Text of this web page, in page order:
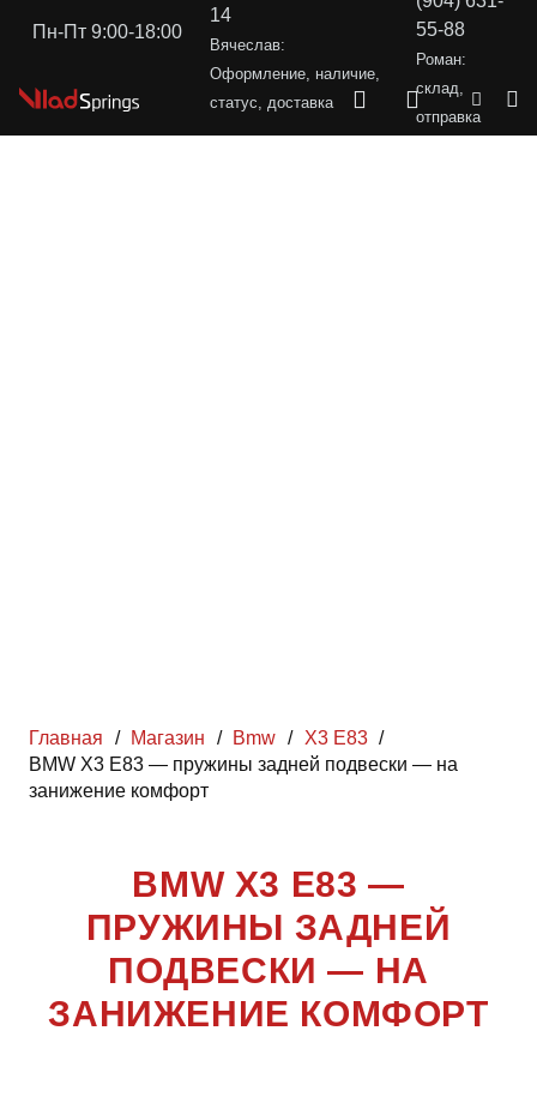
Пн-Пт 9:00-18:00
14
Вячеслав:
Оформление, наличие,
статус, доставка
55-88
Роман:
склад,
отправка
Главная / Магазин / Bmw / X3 E83 /
BMW X3 E83 — пружины задней подвески — на
занижение комфорт
BMW X3 E83 —
ПРУЖИНЫ ЗАДНЕЙ
ПОДВЕСКИ — НА
ЗАНИЖЕНИЕ КОМФОРТ